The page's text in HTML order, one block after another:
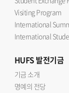
Visiting Program
International
International
HUFS발전기금
기금 소개
명예의 전당